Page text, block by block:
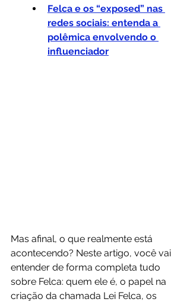
Felca e os “exposed” nas
redes sociais: entenda a
polêmica envolvendo o
influenciador
Mas afinal, o que realmente está
acontecendo? Neste artigo, você vai
entender de forma completa tudo
sobre Felca: quem ele é, o papel na
criação da chamada Lei Felca, os